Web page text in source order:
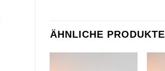
ÄHNLICHE PRODUKTE